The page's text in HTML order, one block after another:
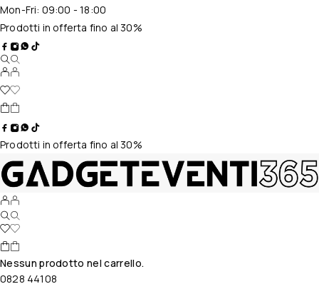
Mon-Fri: 09:00 - 18:00
Prodotti in offerta fino al 30%
Prodotti in offerta fino al 30%
Nessun prodotto nel carrello.
0828 44108